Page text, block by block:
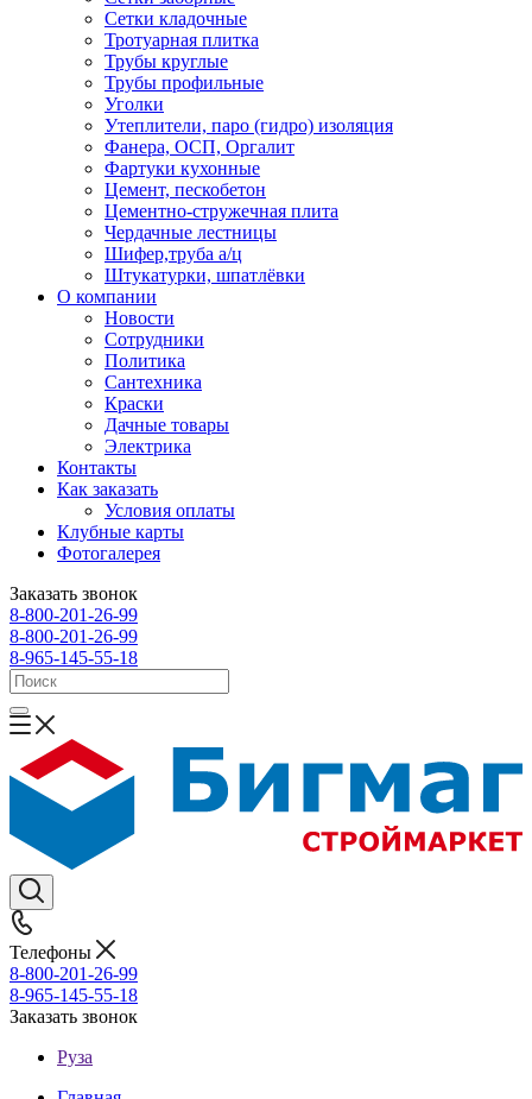
Сетки кладочные
Тротуарная плитка
Трубы круглые
Трубы профильные
Уголки
Утеплители, паро (гидро) изоляция
Фанера, ОСП, Оргалит
Фартуки кухонные
Цемент, пескобетон
Цементно-стружечная плита
Чердачные лестницы
Шифер,труба а/ц
Штукатурки, шпатлёвки
О компании
Новости
Сотрудники
Политика
Сантехника
Краски
Дачные товары
Электрика
Контакты
Как заказать
Условия оплаты
Клубные карты
Фотогалерея
Заказать звонок
8-800-201-26-99
8-800-201-26-99
8-965-145-55-18
Телефоны
8-800-201-26-99
8-965-145-55-18
Заказать звонок
Руза